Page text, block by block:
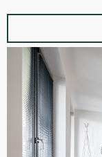
360°
Zavolajte nám
0911